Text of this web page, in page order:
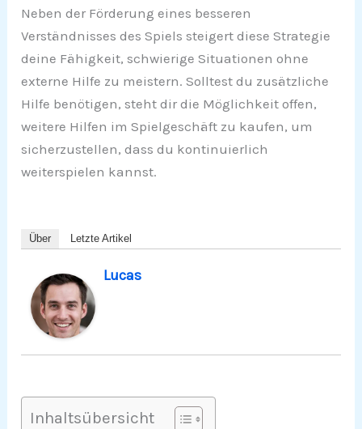
Neben der Förderung eines besseren
Verständnisses des Spiels steigert diese Strategie
deine Fähigkeit, schwierige Situationen ohne
externe Hilfe zu meistern. Solltest du zusätzliche
Hilfe benötigen, steht dir die Möglichkeit offen,
weitere Hilfen im Spielgeschäft zu kaufen, um
sicherzustellen, dass du kontinuierlich
weiterspielen kannst.
Über Letzte Artikel
Lucas
Inhaltsübersicht